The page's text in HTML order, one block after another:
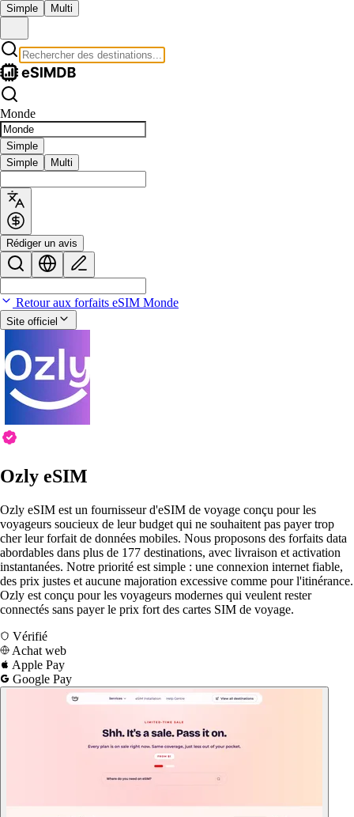
Simple Multi
Monde
Simple
Simple
Multi
Rédiger un avis
Retour aux forfaits eSIM Monde
Site officiel
Ozly eSIM
Ozly eSIM est un fournisseur d'eSIM de voyage conçu pour les
voyageurs soucieux de leur budget qui ne souhaitent pas payer trop
cher leur forfait de données mobiles. Nous proposons des forfaits data
abordables dans plus de 177 destinations, avec livraison et activation
instantanées. Notre priorité est simple : une connexion internet fiable,
des prix justes et aucune majoration excessive comme pour l'itinérance.
Ozly est conçu pour les voyageurs modernes qui veulent rester
connectés sans payer le prix fort des cartes SIM de voyage.
Vérifié
Achat web
Apple Pay
Google Pay